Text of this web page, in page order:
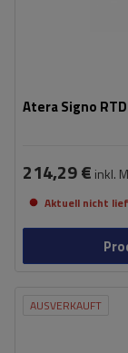
Atera Signo
214,29 € inkl.
Aktuell nicht
AUSVERKAUFT